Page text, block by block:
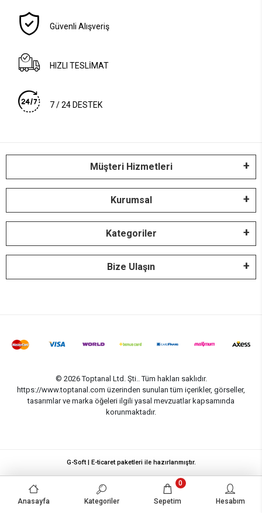
Güvenli Alışveriş
HIZLI TESLİMAT
7 / 24 DESTEK
Müşteri Hizmetleri
Kurumsal
Kategoriler
Bize Ulaşın
© 2026 Toptanal Ltd. Şti.. Tüm hakları saklıdır.
https://www.toptanal.com üzerinden sunulan tüm içerikler, görseller,
tasarımlar ve marka öğeleri ilgili yasal mevzuatlar kapsamında
korunmaktadır.
Anasayfa Kategoriler Sepetim
0
Hesabım
G-Soft | E-ticaret paketleri ile hazırlanmıştır.